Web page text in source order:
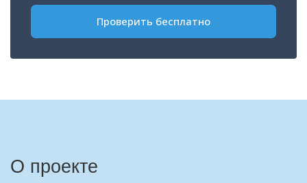
Проверить бесплатно
О проекте